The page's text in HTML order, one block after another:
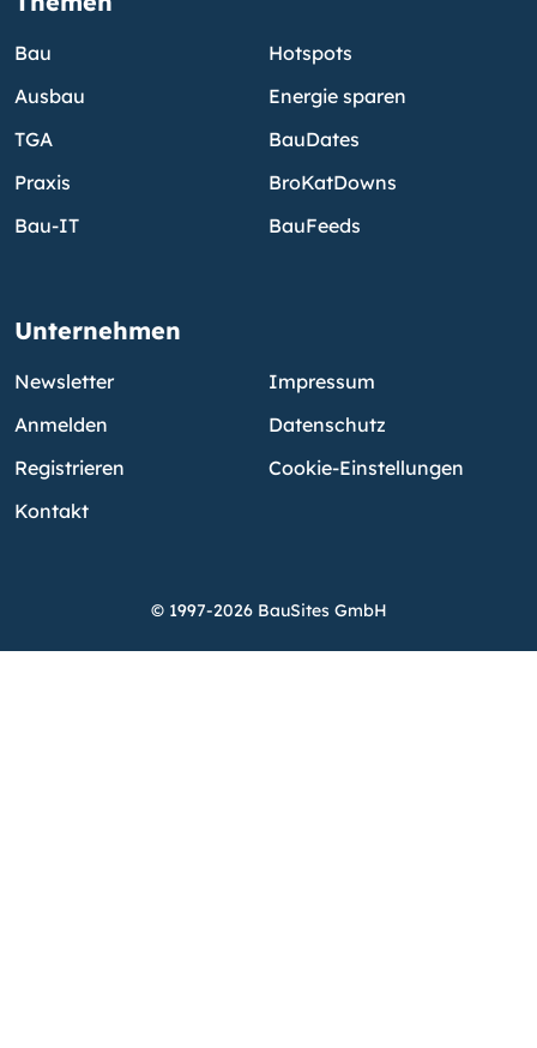
Bau
Ausbau
TGA
Praxis
Bau-IT
Hotspots
Energie sparen
BauDates
BroKatDowns
BauFeeds
Unternehmen
Newsletter
Anmelden
Registrieren
Kontakt
Impressum
Datenschutz
Cookie-Einstellungen
© 1997-2026 BauSites GmbH